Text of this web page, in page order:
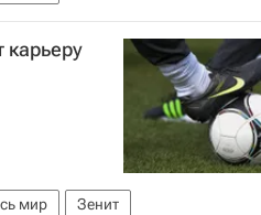
карьеру
мир Зенит